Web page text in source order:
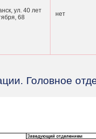
ул. 40 лет
68
нет
Головное